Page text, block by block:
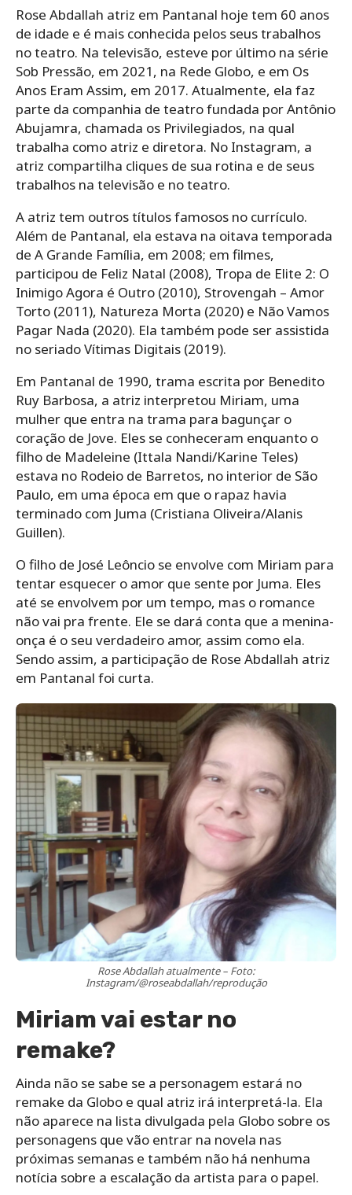
Rose Abdallah atriz em Pantanal hoje tem 60 anos
de idade e é mais conhecida pelos seus trabalhos
no teatro. Na televisão, esteve por último na série
Sob Pressão, em 2021, na Rede Globo, e em Os
Anos Eram Assim, em 2017. Atualmente, ela faz
parte da companhia de teatro fundada por Antônio
Abujamra, chamada os Privilegiados, na qual
trabalha como atriz e diretora. No Instagram, a
atriz compartilha cliques de sua rotina e de seus
trabalhos na televisão e no teatro.
A atriz tem outros títulos famosos no currículo.
Além de Pantanal, ela estava na oitava temporada
de A Grande Família, em 2008; em filmes,
participou de Feliz Natal (2008), Tropa de Elite 2: O
Inimigo Agora é Outro (2010), Strovengah – Amor
Torto (2011), Natureza Morta (2020) e Não Vamos
Pagar Nada (2020). Ela também pode ser assistida
no seriado Vítimas Digitais (2019).
Em Pantanal de 1990, trama escrita por Benedito
Ruy Barbosa, a atriz interpretou Miriam, uma
mulher que entra na trama para bagunçar o
coração de Jove. Eles se conheceram enquanto o
filho de Madeleine (Ittala Nandi/Karine Teles)
estava no Rodeio de Barretos, no interior de São
Paulo, em uma época em que o rapaz havia
terminado com Juma (Cristiana Oliveira/Alanis
Guillen).
O filho de José Leôncio se envolve com Miriam para
tentar esquecer o amor que sente por Juma. Eles
até se envolvem por um tempo, mas o romance
não vai pra frente. Ele se dará conta que a menina-
onça é o seu verdadeiro amor, assim como ela.
Sendo assim, a participação de Rose Abdallah atriz
em Pantanal foi curta.
Rose Abdallah atualmente – Foto:
Instagram/@roseabdallah/reprodução
Miriam vai estar no
remake?
Ainda não se sabe se a personagem estará no
remake da Globo e qual atriz irá interpretá-la. Ela
não aparece na lista divulgada pela Globo sobre os
personagens que vão entrar na novela nas
próximas semanas e também não há nenhuma
notícia sobre a escalação da artista para o papel.